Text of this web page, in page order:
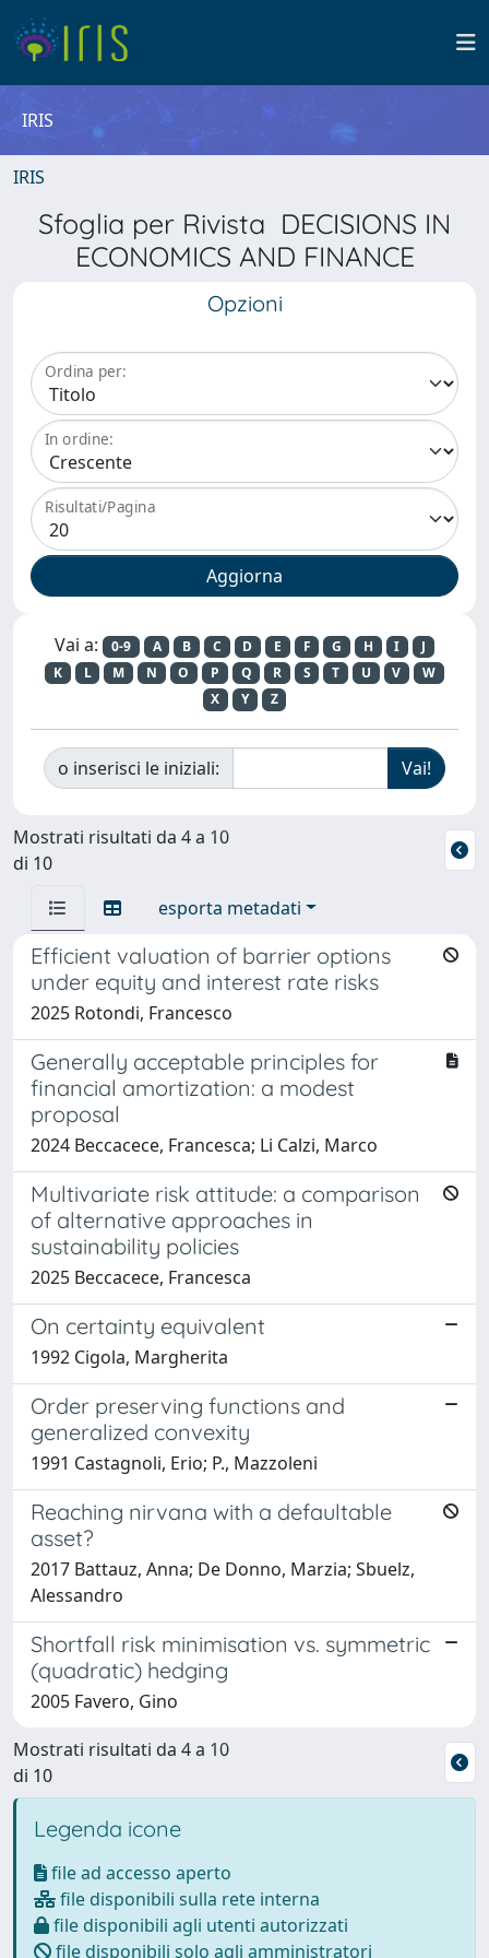
IRIS
IRIS
Sfoglia per Rivista DECISIONS IN
ECONOMICS AND FINANCE
Opzioni
Ordina per:
In ordine:
Risultati/Pagina
Vai a: 0-9 A B C D E F G H I
J
K
L M N O P Q R S T U V
W
X
Y Z
o inserisci le iniziali:
Mostrati risultati da 4 a 10
di 10
esporta metadati
Efficient valuation of barrier options
under equity and interest rate risks
2025 Rotondi, Francesco
Generally acceptable principles for
financial amortization: a modest
proposal
2024 Beccacece, Francesca; Li Calzi, Marco
Multivariate risk attitude: a comparison
of alternative approaches in
sustainability policies
2025 Beccacece, Francesca
On certainty equivalent
1992 Cigola, Margherita
Order preserving functions and
generalized convexity
1991 Castagnoli, Erio; P., Mazzoleni
Reaching nirvana with a defaultable
asset?
2017 Battauz, Anna; De Donno, Marzia; Sbuelz,
Alessandro
Shortfall risk minimisation vs. symmetric
(quadratic) hedging
2005 Favero, Gino
Mostrati risultati da 4 a 10
di 10
Legenda icone
file ad accesso aperto
file disponibili sulla rete interna
file disponibili agli utenti autorizzati
file disponibili solo agli amministratori